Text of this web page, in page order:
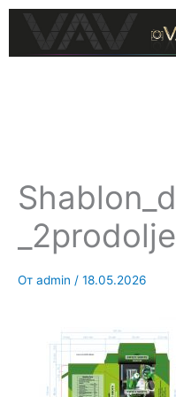
Перейти
содержимому
От admin / 18.05.2026